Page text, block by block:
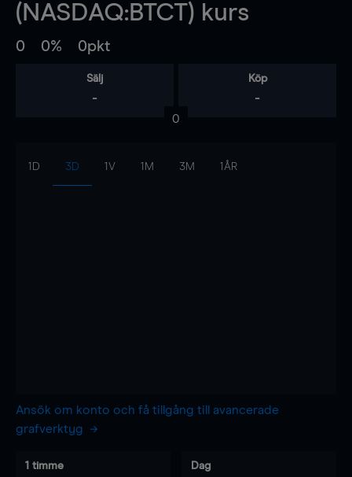
(NASDAQ:BTCT) kurs
0 0% 0pkt
Sälj
-
Köp
-
0
1D 3D 1V 1M 3M 1ÅR
Ansök om konto och få tillgång till avancerade
grafverktyg
1 timme Dag